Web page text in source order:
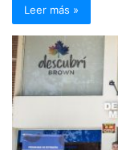
Leer más »